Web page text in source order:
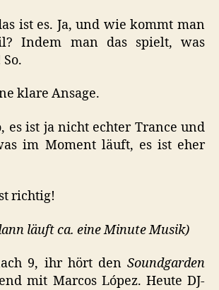
ist es. Ja, und wie kommt man
Indem man das spielt, was
klare Ansage.
es ist ja nicht echter Trance und
im Moment läuft, es ist eher
richtig!
läuft ca. eine Minute Musik)
9, ihr hört den Soundgarden
mit Marcos López. Heute DJ-